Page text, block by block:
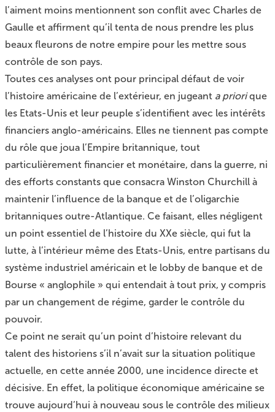
l’aiment moins mentionnent son conflit avec Charles de
Gaulle et affirment qu’il tenta de nous prendre les plus
beaux fleurons de notre empire pour les mettre sous
contrôle de son pays.
Toutes ces analyses ont pour principal défaut de voir
l’histoire américaine de l’extérieur, en jugeant a priorique
les Etats-Unis et leur peuple s’identifient avec les intérêts
financiers anglo-américains. Elles ne tiennent pas compte
du rôle que joua l’Empire britannique, tout
particulièrement financier et monétaire, dans la guerre, ni
des efforts constants que consacra Winston Churchill à
maintenir l’influence de la banque et de l’oligarchie
britanniques outre-Atlantique. Ce faisant, elles négligent
un point essentiel de l’histoire du XXe siècle, qui fut la
lutte, à l’intérieur même des Etats-Unis, entre partisans du
système industriel américain et le lobby de banque et de
Bourse « anglophile » qui entendait à tout prix, y compris
par un changement de régime, garder le contrôle du
pouvoir.
Ce point ne serait qu’un point d’histoire relevant du
talent des historiens s’il n’avait sur la situation politique
actuelle, en cette année 2000, une incidence directe et
décisive. En effet, la politique économique américaine se
trouve aujourd’hui à nouveau sous le contrôle des milieux